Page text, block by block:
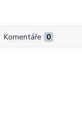
Komentáře 0